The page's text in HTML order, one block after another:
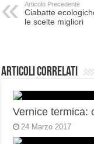
Articolo Precedente
Ciabatte
le scelte migliori
Articoli correlati
Vernice termica:
24 Marzo 2017